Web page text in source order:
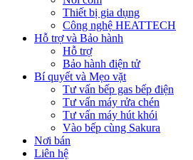
Thiết bị gia dụng
Công nghệ HEATTECH
Hỗ trợ và Bảo hành
Hỗ trợ
Bảo hành điện tử
Bí quyết và Mẹo vặt
Tư vấn bếp gas bếp điện
Tư vấn máy rửa chén
Tư vấn máy hút khói
Vào bếp cùng Sakura
Nơi bán
Liên hệ